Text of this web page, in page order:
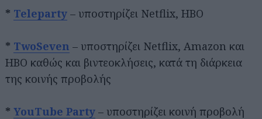
* Teleparty – υποστηρίζει Netflix, HBO
* TwoSeven – υποστηρίζει Netflix, Amazon και
ΗΒΟ καθώς και βιντεοκλήσεις, κατά τη διάρκεια
της κοινής προβολής
* YouTube Party – υποστηρίζει κοινή προβολή